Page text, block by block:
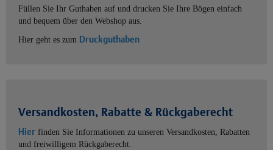
Füllen Sie Ihr Guthaben auf und drucken Sie Ihre Bögen einfach
und bequem über den Webshop aus.
Hier geht es zum Druckguthaben
Versandkosten, Rabatte & Rückgaberecht
Hier finden Sie Informationen zu unseren Versandkosten, Rabatten
und freiwilligem Rückgaberecht.